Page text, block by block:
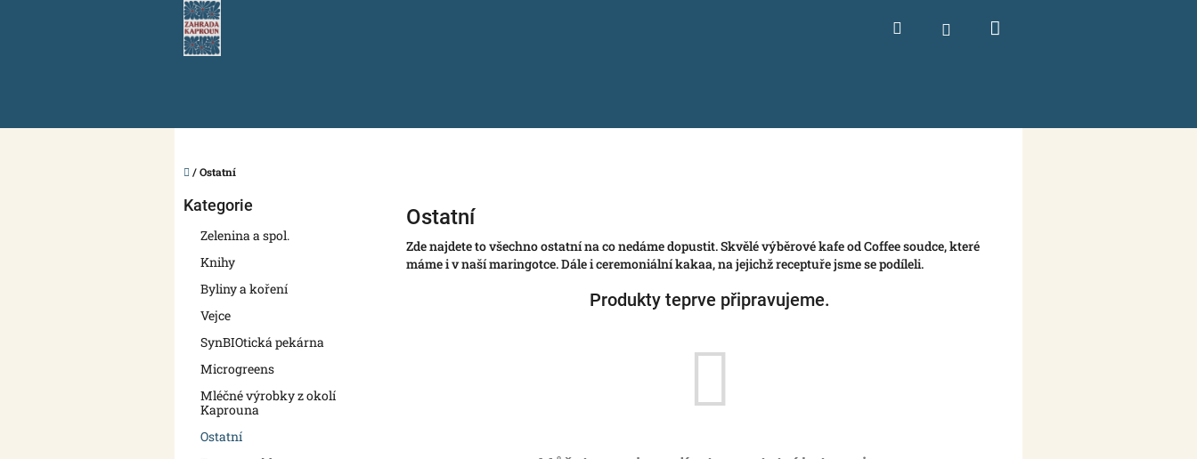
Hledat Přihlášení
Domů
/Ostatní
Přeskočit
Kategorie
Zelenina a spol.
Knihy
Byliny a koření
Vejce
SynBIOtická pekárna
Microgreens
Mléčné výrobky z okolí
Kaprouna
Ostatní
Ostatní
Zde najdete to všechno ostatní na co nedáme dopustit. Skvělé výběrové kafe od Coffee soudce, které
máme i v naší maringotce. Dále i ceremoniální kakaa, na jejichž receptuře jsme se podíleli.
Produkty teprve připravujeme.